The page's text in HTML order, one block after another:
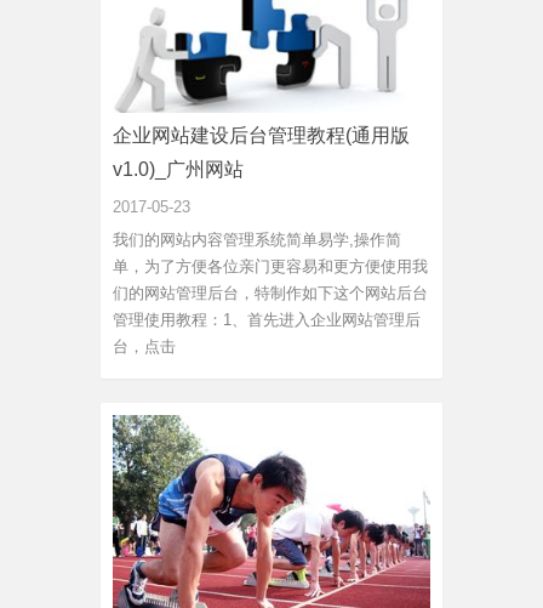
企业网站建设后台管理教程(通用版
v1.0)_广州网站
2017-05-23
我们的网站内容管理系统简单易学,操作简
单，为了方便各位亲门更容易和更方便使用我
们的网站管理后台，特制作如下这个网站后台
管理使用教程：1、首先进入企业网站管理后
台，点击